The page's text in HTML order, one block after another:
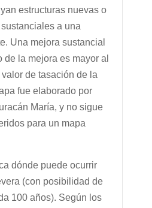
estructuras nuevas o
a una
Una mejora sustancial
de la mejora es mayor al
de tasación de la
fue elaborado por
María, y no sigue
para un mapa
dónde puede ocurrir
(con posibilidad de
100 años). Según los